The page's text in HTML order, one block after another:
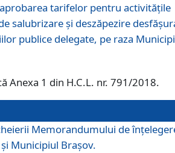
tarifelor pentru activitățile
salubrizare și deszăpezire
publice delegate, pe raza
Anexa 1 din H.C.L. nr. 791/2018.
Memorandumului de
Municipiul Brașov.